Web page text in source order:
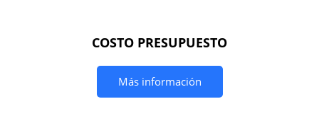
COSTO PRESUPUESTO
Más información